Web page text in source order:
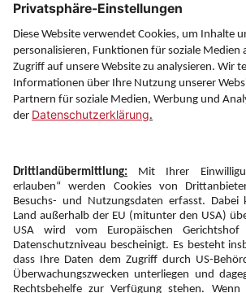
Service
Information
Folgen Sie uns auf
Newsletter:
Anmelden